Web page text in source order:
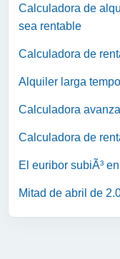
Calculadora de
sea rentable
Calculadora de
Alquiler larga
Calculadora
Calculadora de
El euribor subiÃ³
Mitad de abril de